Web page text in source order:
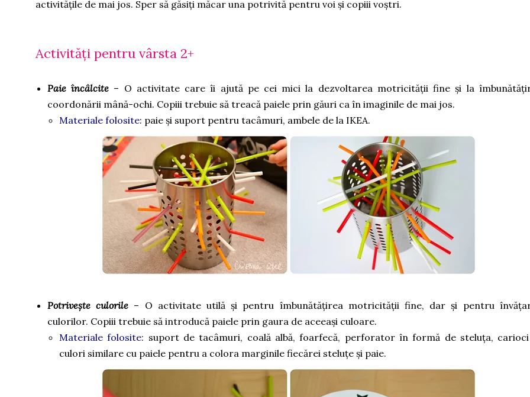
activitățile de mai jos. Sper să găsiți măcar una potrivită pentru voi și copiii voștri.
Activități pentru vârsta 2+
Paie încâlcite – O activitate care îi ajută pe cei mici la dezvoltarea motricității fine și la
coordonării mână-ochi. Copiii trebuie să treacă paiele prin găuri ca în imaginile de mai jos.
Materiale folosite: paie și suport pentru tacâmuri, ambele de la IKEA.
Potrivește culorile – O activitate utilă și pentru îmbunătățirea motricității fine, dar și pentru
culorilor. Copiii trebuie să introducă paiele prin gaura de aceeași culoare.
Materiale folosite: suport de tacâmuri, coală albă, foarfecă, perforator în formă de steluța,
culori similare cu paiele pentru a colora marginile fiecărei steluțe și paie.